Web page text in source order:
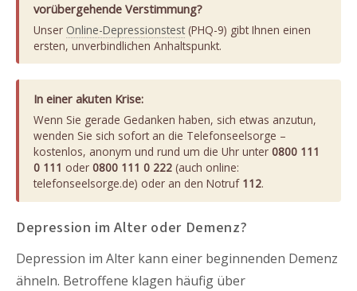
vorübergehende Verstimmung?
Unser Online-Depressionstest(PHQ-9) gibt Ihnen einen
ersten, unverbindlichen Anhaltspunkt.
In einer akuten Krise:
Wenn Sie gerade Gedanken haben, sich etwas anzutun,
wenden Sie sich sofort an die Telefonseelsorge –
kostenlos, anonym und rund um die Uhr unter 0800 111
0 111 oder 0800 111 0 222(auch online:
telefonseelsorge.de) oder an den Notruf 112.
Depression im Alter oder Demenz?
Depression im Alter kann einer beginnenden Demenz
ähneln. Betroffene klagen häufig über